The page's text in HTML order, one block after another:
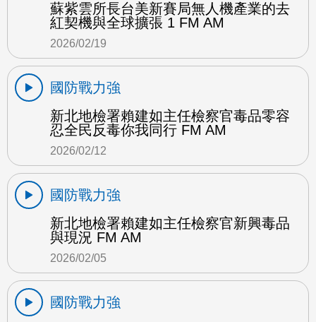
蘇紫雲所長台美新賽局無人機產業的去
紅契機與全球擴張 1 FM AM
2026/02/19
國防戰力強
新北地檢署賴建如主任檢察官毒品零容
忍全民反毒你我同行 FM AM
2026/02/12
國防戰力強
新北地檢署賴建如主任檢察官新興毒品
與現況 FM AM
2026/02/05
國防戰力強